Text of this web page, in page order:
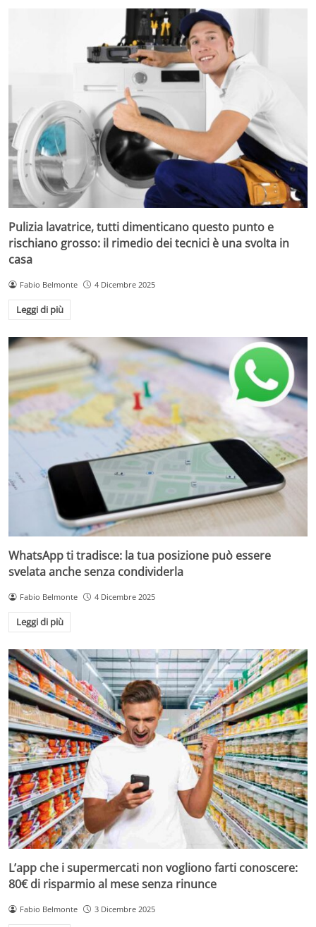
Pulizia lavatrice, tutti dimenticano questo punto e
rischiano grosso: il rimedio dei tecnici è una svolta in
casa
Fabio Belmonte 4 Dicembre 2025
Leggi di più
WhatsApp ti tradisce: la tua posizione può essere
svelata anche senza condividerla
Fabio Belmonte 4 Dicembre 2025
Leggi di più
L’app che i supermercati non vogliono farti conoscere:
80€ di risparmio al mese senza rinunce
Fabio Belmonte 3 Dicembre 2025